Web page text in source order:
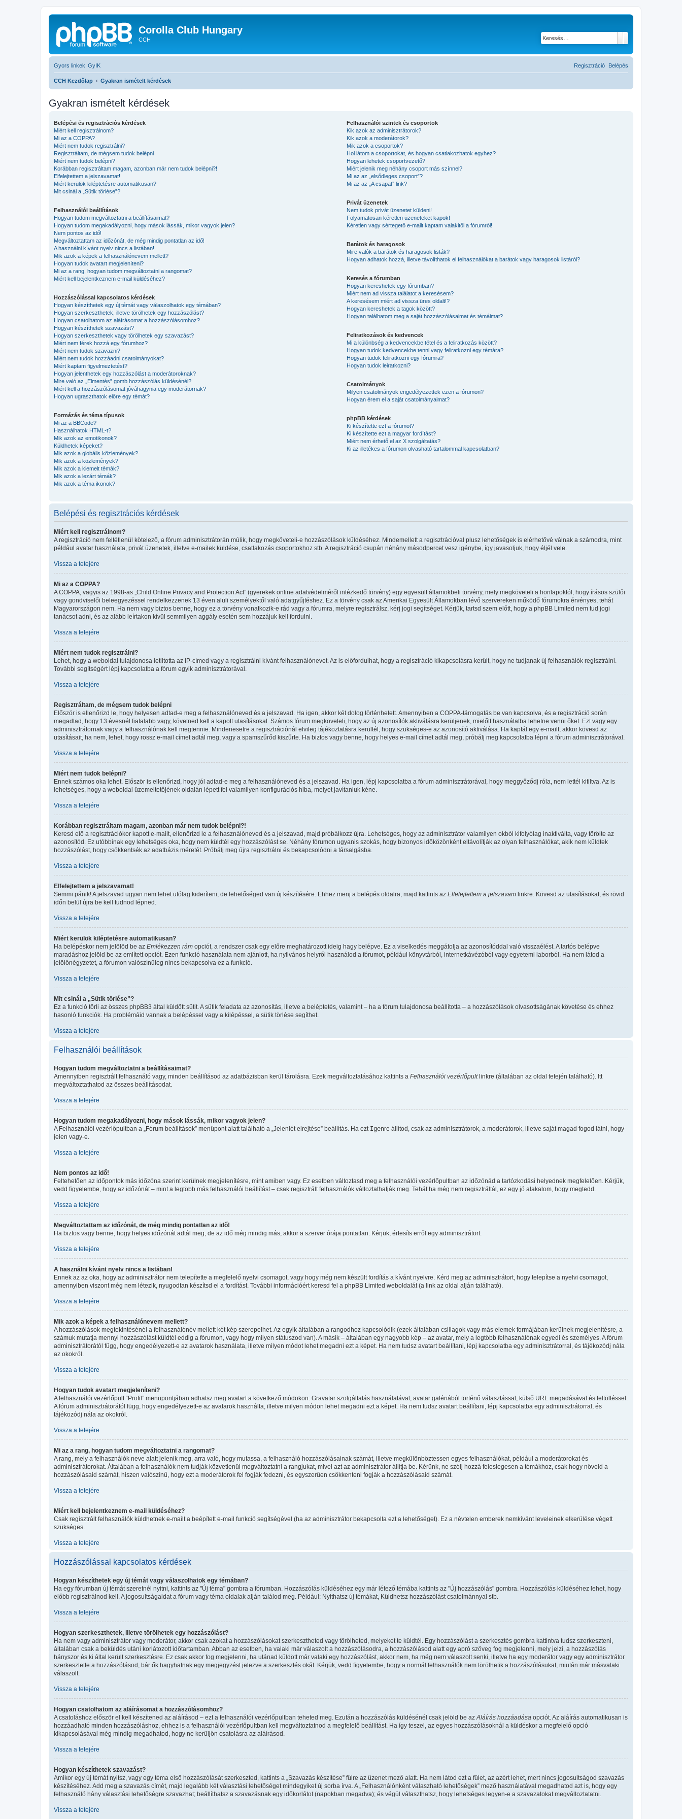
Corolla Club Hungary
CCH
Gyors linkek GyIK Belépés
Regisztráció
CCH Kezdőlap Gyakran ismételt kérdések
Gyakran ismételt kérdések
Belépési és regisztrációs kérdések
Miért kell regisztrálnom?
Mi az a COPPA?
Miért nem tudok regisztrálni?
Regisztráltam, de mégsem tudok belépni
Miért nem tudok belépni?
Korábban regisztráltam magam, azonban már nem tudok belépni?!
Elfelejtettem a jelszavamat!
Miért kerülök kiléptetésre automatikusan?
Mit csinál a „Sütik törlése”?
Felhasználói beállítások
Hogyan tudom megváltoztatni a beállításaimat?
Hogyan tudom megakadályozni, hogy mások lássák, mikor vagyok jelen?
Nem pontos az idő!
Megváltoztattam az időzónát, de még mindig pontatlan az idő!
A használni kívánt nyelv nincs a listában!
Mik azok a képek a felhasználónevem mellett?
Hogyan tudok avatart megjeleníteni?
Mi az a rang, hogyan tudom megváltoztatni a rangomat?
Miért kell bejelentkeznem e-mail küldéséhez?
Hozzászólással kapcsolatos kérdések
Hogyan készíthetek egy új témát vagy válaszolhatok egy témában?
Hogyan szerkeszthetek, illetve törölhetek egy hozzászólást?
Hogyan csatolhatom az aláírásomat a hozzászólásomhoz?
Hogyan készíthetek szavazást?
Hogyan szerkeszthetek vagy törölhetek egy szavazást?
Miért nem férek hozzá egy fórumhoz?
Miért nem tudok szavazni?
Miért nem tudok hozzáadni csatolmányokat?
Miért kaptam figyelmeztetést?
Hogyan jelenthetek egy hozzászólást a moderátoroknak?
Mire való az „Elmentés” gomb hozzászólás küldésénél?
Miért kell a hozzászólásomat jóváhagynia egy moderátornak?
Hogyan ugraszthatok előre egy témát?
Formázás és téma típusok
Mi az a BBCode?
Használhatok HTML-t?
Mik azok az emotikonok?
Küldhetek képeket?
Mik azok a globális közlemények?
Mik azok a közlemények?
Mik azok a kiemelt témák?
Mik azok a lezárt témák?
Mik azok a téma ikonok?
Felhasználói szintek és csoportok
Kik azok az adminisztrátorok?
Kik azok a moderátorok?
Mik azok a csoportok?
Hol látom a csoportokat, és hogyan csatlakozhatok egyhez?
Hogyan lehetek csoportvezető?
Miért jelenik meg néhány csoport más színnel?
Mi az az „elsődleges csoport”?
Mi az az „A csapat” link?
Privát üzenetek
Nem tudok privát üzenetet küldeni!
Folyamatosan kéretlen üzeneteket kapok!
Kéretlen vagy sértegető e-mailt kaptam valakitől a fórumról!
Barátok és haragosok
Mire valók a barátok és haragosok listák?
Hogyan adhatok hozzá, illetve távolíthatok el felhasználókat a barátok vagy haragosok listáról?
Keresés a fórumban
Hogyan kereshetek egy fórumban?
Miért nem ad vissza találatot a keresésem?
A keresésem miért ad vissza üres oldalt!?
Hogyan kereshetek a tagok között?
Hogyan találhatom meg a saját hozzászólásaimat és témáimat?
Feliratkozások és kedvencek
Mi a különbség a kedvencekbe tétel és a feliratkozás között?
Hogyan tudok kedvencekbe tenni vagy feliratkozni egy témára?
Hogyan tudok feliratkozni egy fórumra?
Hogyan tudok leiratkozni?
Csatolmányok
Milyen csatolmányok engedélyezettek ezen a fórumon?
Hogyan érem el a saját csatolmányaimat?
phpBB kérdések
Ki készítette ezt a fórumot?
Ki készítette ezt a magyar fordítást?
Miért nem érhető el az X szolgáltatás?
Ki az illetékes a fórumon olvasható tartalommal kapcsolatban?
Belépési és regisztrációs kérdések
Miért kell regisztrálnom?
A regisztráció nem feltétlenül kötelező, a fórum adminisztrátorán múlik, hogy megköveteli-e hozzászólások küldéséhez. Mindemellett a regisztrációval plusz lehetőségek is elérhetővé válnak a számodra, mint
például avatar használata, privát üzenetek, illetve e-mailek küldése, csatlakozás csoportokhoz stb. A regisztráció csupán néhány másodpercet vesz igénybe, így javasoljuk, hogy éljél vele.
Vissza a tetejére
Mi az a COPPA?
A COPPA, vagyis az 1998-as „Child Online Privacy and Protection Act” (gyerekek online adatvédelméről intézkedő törvény) egy egyesült államokbeli törvény, mely megköveteli a honlapoktól, hogy írásos szülői
vagy gondviselői beleegyezéssel rendelkezzenek 13 éven aluli személyektől való adatgyűjtéshez. Ez a törvény csak az Amerikai Egyesült Államokban lévő szervereken működő fórumokra érvényes, tehát
Magyarországon nem. Ha nem vagy biztos benne, hogy ez a törvény vonatkozik-e rád vagy a fórumra, melyre regisztrálsz, kérj jogi segítséget. Kérjük, tartsd szem előtt, hogy a phpBB Limited nem tud jogi
tanácsot adni, és az alább leírtakon kívül semmilyen aggály esetén sem hozzájuk kell fordulni.
Vissza a tetejére
Miért nem tudok regisztrálni?
Lehet, hogy a weboldal tulajdonosa letiltotta az IP-címed vagy a regisztrálni kívánt felhasználónevet. Az is előfordulhat, hogy a regisztráció kikapcsolásra került, hogy ne tudjanak új felhasználók regisztrálni.
További segítségért lépj kapcsolatba a fórum egyik adminisztrátorával.
Vissza a tetejére
Regisztráltam, de mégsem tudok belépni
Először is ellenőrizd le, hogy helyesen adtad-e meg a felhasználóneved és a jelszavad. Ha igen, akkor két dolog történhetett. Amennyiben a COPPA-támogatás be van kapcsolva, és a regisztráció során
megadtad, hogy 13 évesnél fiatalabb vagy, követned kell a kapott utasításokat. Számos fórum megköveteli, hogy az új azonosítók aktiválásra kerüljenek, mielőtt használatba lehetne venni őket. Ezt vagy egy
adminisztrátornak vagy a felhasználónak kell megtennie. Mindenesetre a regisztrációnál elvileg tájékoztatásra kerültél, hogy szükséges-e az azonosító aktiválása. Ha kaptál egy e-mailt, akkor kövesd az
utasításait, ha nem, lehet, hogy rossz e-mail címet adtál meg, vagy a spamszűrőd kiszűrte. Ha biztos vagy benne, hogy helyes e-mail címet adtál meg, próbálj meg kapcsolatba lépni a fórum adminisztrátorával.
Vissza a tetejére
Miért nem tudok belépni?
Ennek számos oka lehet. Először is ellenőrizd, hogy jól adtad-e meg a felhasználóneved és a jelszavad. Ha igen, lépj kapcsolatba a fórum adminisztrátorával, hogy meggyőződj róla, nem lettél kitiltva. Az is
lehetséges, hogy a weboldal üzemeltetőjének oldalán lépett fel valamilyen konfigurációs hiba, melyet javítaniuk kéne.
Vissza a tetejére
Korábban regisztráltam magam, azonban már nem tudok belépni?!
Keresd elő a regisztrációkor kapott e-mailt, ellenőrizd le a felhasználóneved és a jelszavad, majd próbálkozz újra. Lehetséges, hogy az adminisztrátor valamilyen okból kifolyólag inaktiválta, vagy törölte az
azonosítód. Ez utóbbinak egy lehetséges oka, hogy nem küldtél egy hozzászólást se. Néhány fórumon ugyanis szokás, hogy bizonyos időközönként eltávolítják az olyan felhasználókat, akik nem küldtek
hozzászólást, hogy csökkentsék az adatbázis méretét. Próbálj meg újra regisztrálni és bekapcsolódni a társalgásba.
Vissza a tetejére
Elfelejtettem a jelszavamat!
Semmi pánik! A jelszavad ugyan nem lehet utólag kideríteni, de lehetőséged van új készítésére. Ehhez menj a belépés oldalra, majd kattints az Elfelejtettem a jelszavam linkre. Kövesd az utasításokat, és rövid
időn belül újra be kell tudnod lépned.
Vissza a tetejére
Miért kerülök kiléptetésre automatikusan?
Ha belépéskor nem jelölöd be az Emlékezzen rám opciót, a rendszer csak egy előre meghatározott ideig hagy belépve. Ez a viselkedés meggátolja az azonosítóddal való visszaélést. A tartós belépve
maradáshoz jelöld be az említett opciót. Ezen funkció használata nem ajánlott, ha nyilvános helyről használod a fórumot, például könyvtárból, internetkávézóból vagy egyetemi laborból. Ha nem látod a
jelölőnégyzetet, a fórumon valószínűleg nincs bekapcsolva ez a funkció.
Vissza a tetejére
Mit csinál a „Sütik törlése”?
Ez a funkció törli az összes phpBB3 által küldött sütit. A sütik feladata az azonosítás, illetve a beléptetés, valamint – ha a fórum tulajdonosa beállította – a hozzászólások olvasottságának követése és ehhez
hasonló funkciók. Ha problémáid vannak a belépéssel vagy a kilépéssel, a sütik törlése segíthet.
Vissza a tetejére
Felhasználói beállítások
Hogyan tudom megváltoztatni a beállításaimat?
Amennyiben regisztrált felhasználó vagy, minden beállításod az adatbázisban kerül tárolásra. Ezek megváltoztatásához kattints a Felhasználói vezérlőpultlinkre (általában az oldal tetején található). Itt
megváltoztathatod az összes beállításodat.
Vissza a tetejére
Hogyan tudom megakadályozni, hogy mások lássák, mikor vagyok jelen?
A Felhasználói vezérlőpultban a „Fórum beállítások” menüpont alatt található a „Jelenlét elrejtése” beállítás. Ha ezt Igenre állítod, csak az adminisztrátorok, a moderátorok, illetve saját magad fogod látni, hogy
jelen vagy-e.
Vissza a tetejére
Nem pontos az idő!
Feltehetően az időpontok más időzóna szerint kerülnek megjelenítésre, mint amiben vagy. Ez esetben változtasd meg a felhasználói vezérlőpultban az időzónád a tartózkodási helyednek megfelelően. Kérjük,
vedd figyelembe, hogy az időzónát – mint a legtöbb más felhasználói beállítást – csak regisztrált felhasználók változtathatják meg. Tehát ha még nem regisztráltál, ez egy jó alakalom, hogy megtedd.
Vissza a tetejére
Megváltoztattam az időzónát, de még mindig pontatlan az idő!
Ha biztos vagy benne, hogy helyes időzónát adtál meg, de az idő még mindig más, akkor a szerver órája pontatlan. Kérjük, értesíts erről egy adminisztrátort.
Vissza a tetejére
A használni kívánt nyelv nincs a listában!
Ennek az az oka, hogy az adminisztrátor nem telepítette a megfelelő nyelvi csomagot, vagy hogy még nem készült fordítás a kívánt nyelvre. Kérd meg az adminisztrátort, hogy telepítse a nyelvi csomagot,
amennyiben viszont még nem létezik, nyugodtan készítsd el a fordítást. További információért keresd fel a phpBB Limited weboldalát (a link az oldal alján található).
Vissza a tetejére
Mik azok a képek a felhasználónevem mellett?
A hozzászólások megtekintésénél a felhasználónév mellett két kép szerepelhet. Az egyik általában a rangodhoz kapcsolódik (ezek általában csillagok vagy más elemek formájában kerülnek megjelenítésre, a
számuk mutatja mennyi hozzászólást küldtél eddig a fórumon, vagy hogy milyen státuszod van). A másik – általában egy nagyobb kép – az avatar, mely a legtöbb felhasználónak egyedi és személyes. A fórum
adminisztrátorától függ, hogy engedélyezett-e az avatarok használata, illetve milyen módot lehet megadni ezt a képet. Ha nem tudsz avatart beállítani, lépj kapcsolatba egy adminisztrátorral, és tájékozódj nála
az okokról.
Vissza a tetejére
Hogyan tudok avatart megjeleníteni?
A felhasználói vezérlőpult “Profil” menüpontjában adhatsz meg avatart a következő módokon: Gravatar szolgáltatás használatával, avatar galériából történő választással, külső URL megadásával és feltöltéssel.
A fórum adminisztrátorától függ, hogy engedélyezett-e az avatarok használta, illetve milyen módon lehet megadni ezt a képet. Ha nem tudsz avatart beállítani, lépj kapcsolatba egy adminisztrátorral, és
tájékozódj nála az okokról.
Vissza a tetejére
Mi az a rang, hogyan tudom megváltoztatni a rangomat?
A rang, mely a felhasználók neve alatt jelenik meg, arra való, hogy mutassa, a felhasználó hozzászólásainak számát, illetve megkülönböztessen egyes felhasználókat, például a moderátorokat és
adminisztrátorokat. Általában a felhasználók nem tudják közvetlenül megváltoztatni a rangjukat, mivel azt az adminisztrátor állítja be. Kérünk, ne szólj hozzá feleslegesen a témákhoz, csak hogy növeld a
hozzászólásaid számát, hiszen valószínű, hogy ezt a moderátorok fel fogják fedezni, és egyszerűen csökkenteni fogják a hozzászólásaid számát.
Vissza a tetejére
Miért kell bejelentkeznem e-mail küldéséhez?
Csak regisztrált felhasználók küldhetnek e-mailt a beépített e-mail funkció segítségével (ha az adminisztrátor bekapcsolta ezt a lehetőséget). Ez a névtelen emberek nemkívánt leveleinek elkerülése végett
szükséges.
Vissza a tetejére
Hozzászólással kapcsolatos kérdések
Hogyan készíthetek egy új témát vagy válaszolhatok egy témában?
Ha egy fórumban új témát szeretnél nyitni, kattints az "Új téma" gombra a fórumban. Hozzászólás küldéséhez egy már létező témába kattints az "Új hozzászólás" gombra. Hozzászólás küldéséhez lehet, hogy
előbb regisztrálnod kell. A jogosultságaidat a fórum vagy téma oldalak alján találod meg. Például: Nyithatsz új témákat, Küldhetsz hozzászólást csatolmánnyal stb.
Vissza a tetejére
Hogyan szerkeszthetek, illetve törölhetek egy hozzászólást?
Ha nem vagy adminisztrátor vagy moderátor, akkor csak azokat a hozzászólásokat szerkesztheted vagy törölheted, melyeket te küldtél. Egy hozzászólást a szerkesztés gombra kattintva tudsz szerkeszteni,
általában csak a beküldés utáni korlátozott időtartamban. Abban az esetben, ha valaki már válaszolt a hozzászólásodra, a hozzászólásod alatt egy apró szöveg fog megjelenni, mely jelzi, a hozzászólás
hányszor és ki által került szerkesztésre. Ez csak akkor fog megjelenni, ha utánad küldött már valaki egy hozzászólást, akkor nem, ha még nem válaszolt senki, illetve ha egy moderátor vagy egy adminisztrátor
szerkesztette a hozzászólásod, bár ők hagyhatnak egy megjegyzést jelezve a szerkesztés okát. Kérjük, vedd figyelembe, hogy a normál felhasználók nem törölhetik a hozzászólásukat, miután már másvalaki
válaszolt.
Vissza a tetejére
Hogyan csatolhatom az aláírásomat a hozzászólásomhoz?
A csatoláshoz először el kell készítened az aláírásod – ezt a felhasználói vezérlőpultban teheted meg. Ezután a hozzászólás küldésénél csak jelöld be az Aláírás hozzáadása opciót. Az aláírás automatikusan is
hozzáadható minden hozzászóláshoz, ehhez is a felhasználói vezérlőpultban kell megváltoztatnod a megfelelő beállítást. Ha így teszel, az egyes hozzászólásoknál a küldéskor a megfelelő opció
kikapcsolásával még mindig megadhatod, hogy ne kerüljön csatolásra az aláírásod.
Vissza a tetejére
Hogyan készíthetek szavazást?
Amikor egy új témát nyitsz, vagy egy téma első hozzászólását szerkeszted, kattints a „Szavazás készítése” fülre az üzenet mező alatt. Ha nem látod ezt a fület, az azért lehet, mert nincs jogosultságod szavazás
készítéséhez. Add meg a szavazás címét, majd legalább két választási lehetőséget mindegyiket új sorba írva. A „Felhasználónként válaszható lehetőségek” mező használatával megadhatod azt is, hogy egy
felhasználó hány választási lehetőségre szavazhat; beállíthatsz a szavazásnak egy időkorlátot (napokban megadva); és végül választhatsz, hogy lehetséges legyen-e a szavazatokat megváltoztatatni.
Vissza a tetejére